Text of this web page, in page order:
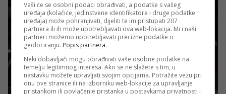
Vaši će se osobni podaci obrađivati, a podatke s vašeg
uređaja (kolačiće, jedinstvene identifikatore i druge podatke
uređaja) može pohranjivati, dijeliti te im pristupati 207
partnera ili ih može upotrebljavati ova web-lokacija. Mi i naši
partneri možemo upotrebljavati precizne podatke o
geolociranju. Popis partnera.
Neki dobavljači mogu obrađivati vaše osobne podatke na
temelju legitimnog interesa. Ako se ne slažete s tim, u
nastavku možete upravljati svojim opcijama. Potražite vezu pri
dnu ove stranice ili na izborniku web-lokacije za upravljanje
pristankom ili povlačenje pristanka u postavkama privatnosti i